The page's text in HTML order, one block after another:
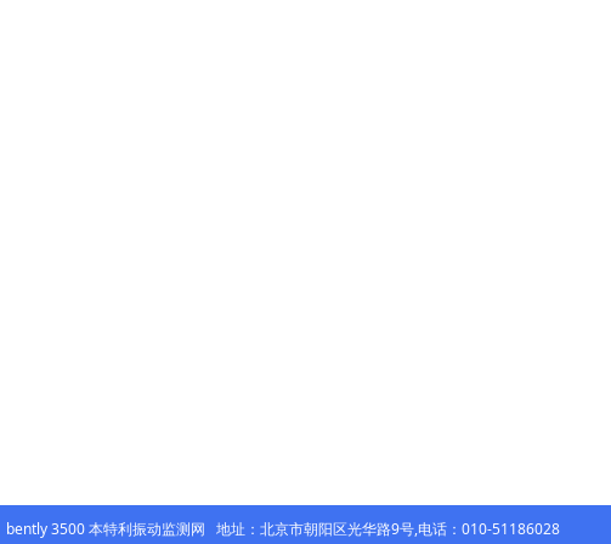
bently 3500本特利振动监测网 地址：北京市朝阳区光华路9号,电话：010-51186028